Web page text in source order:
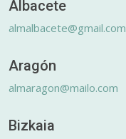
Albacete
almalbacete@gmail.com
Aragón
almaragon@mailo.com
Bizkaia